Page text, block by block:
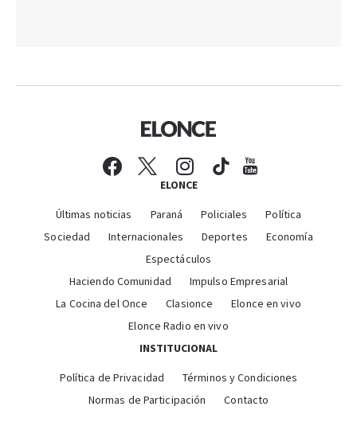
ELONCE
Últimas noticias Paraná Policiales
Política
Sociedad
Internacionales Deportes
Economía
Espectáculos
Haciendo Comunidad
Impulso Empresarial
La Cocina del Once
Clasionce
Elonce en vivo
Elonce Radio en vivo
INSTITUCIONAL
Política de Privacidad
Términos y Condiciones
Normas de Participación
Contacto